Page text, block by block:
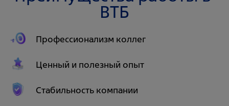
ВТБ
Профессионализм коллег
Ценный и полезный опыт
Стабильность компании